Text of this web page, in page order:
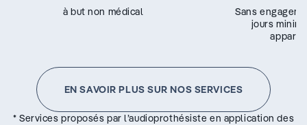
à but non médical
Sans
jours
EN SAVOIR PLUS SUR NOS SERVICES
* Services proposés par l’audioprothésiste en application des